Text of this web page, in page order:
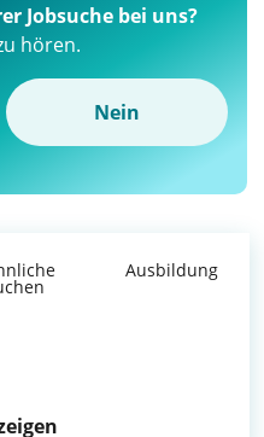
Jobsuche bei uns?
hören.
Nein
Ausbildung